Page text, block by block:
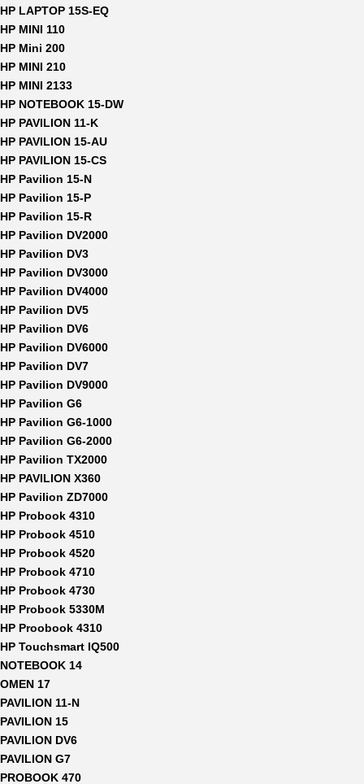
HP LAPTOP 15S-EQ
HP MINI 110
HP Mini 200
HP MINI 210
HP MINI 2133
HP NOTEBOOK 15-DW
HP PAVILION 11-K
HP PAVILION 15-AU
HP PAVILION 15-CS
HP Pavilion 15-N
HP Pavilion 15-P
HP Pavilion 15-R
HP Pavilion DV2000
HP Pavilion DV3
HP Pavilion DV3000
HP Pavilion DV4000
HP Pavilion DV5
HP Pavilion DV6
HP Pavilion DV6000
HP Pavilion DV7
HP Pavilion DV9000
HP Pavilion G6
HP Pavilion G6-1000
HP Pavilion G6-2000
HP Pavilion TX2000
HP PAVILION X360
HP Pavilion ZD7000
HP Probook 4310
HP Probook 4510
HP Probook 4520
HP Probook 4710
HP Probook 4730
HP Probook 5330M
HP Proobook 4310
HP Touchsmart IQ500
NOTEBOOK 14
OMEN 17
PAVILION 11-N
PAVILION 15
PAVILION DV6
PAVILION G7
PROBOOK 470